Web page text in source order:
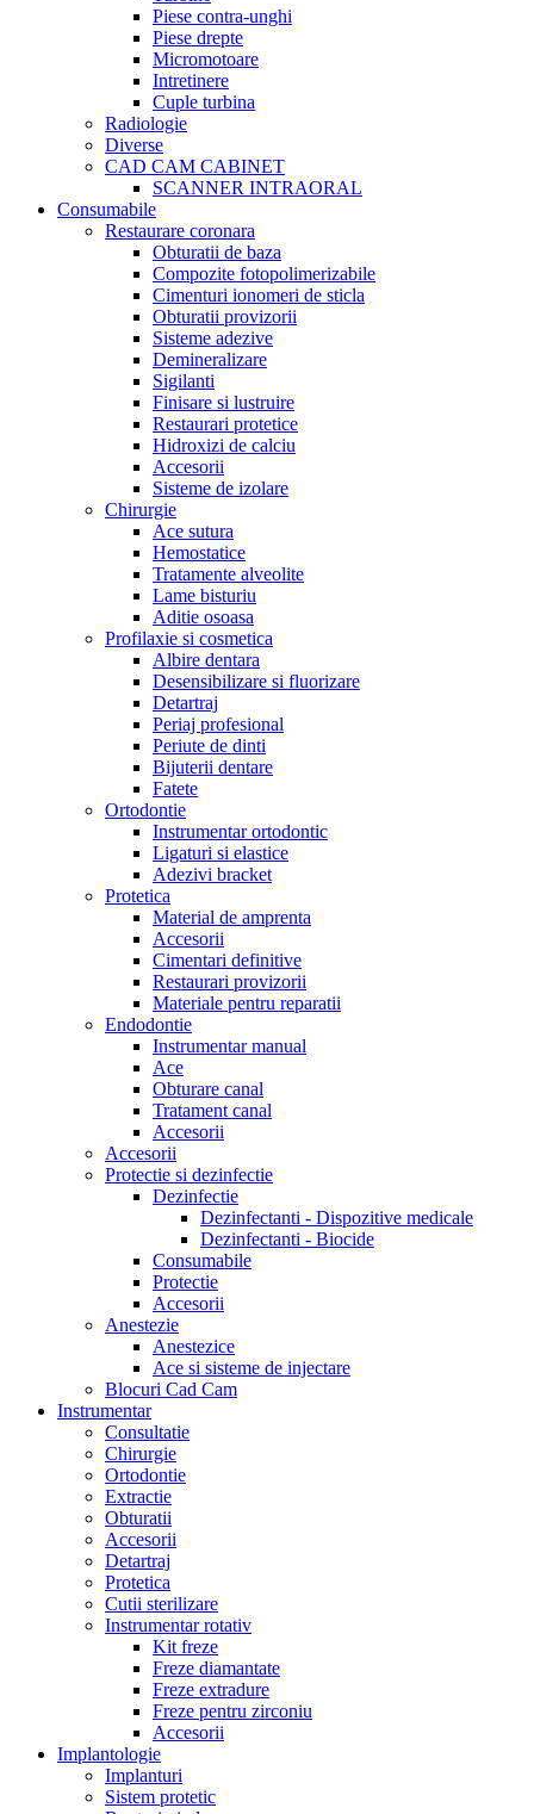
Piese contra-unghi
Piese drepte
Micromotoare
Intretinere
Cuple turbina
Radiologie
Diverse
CAD CAM CABINET
SCANNER INTRAORAL
Consumabile
Restaurare coronara
Obturatii de baza
Compozite fotopolimerizabile
Cimenturi ionomeri de sticla
Obturatii provizorii
Sisteme adezive
Demineralizare
Sigilanti
Finisare si lustruire
Restaurari protetice
Hidroxizi de calciu
Accesorii
Sisteme de izolare
Chirurgie
Ace sutura
Hemostatice
Tratamente alveolite
Lame bisturiu
Aditie osoasa
Profilaxie si cosmetica
Albire dentara
Desensibilizare si fluorizare
Detartraj
Periaj profesional
Periute de dinti
Bijuterii dentare
Fatete
Ortodontie
Instrumentar ortodontic
Ligaturi si elastice
Adezivi bracket
Protetica
Material de amprenta
Accesorii
Cimentari definitive
Restaurari provizorii
Materiale pentru reparatii
Endodontie
Instrumentar manual
Ace
Obturare canal
Tratament canal
Accesorii
Accesorii
Protectie si dezinfectie
Dezinfectie
Dezinfectanti - Dispozitive medicale
Dezinfectanti - Biocide
Consumabile
Protectie
Accesorii
Anestezie
Anestezice
Ace si sisteme de injectare
Blocuri Cad Cam
Instrumentar
Consultatie
Chirurgie
Ortodontie
Extractie
Obturatii
Accesorii
Detartraj
Protetica
Cutii sterilizare
Instrumentar rotativ
Kit freze
Freze diamantate
Freze extradure
Freze pentru zirconiu
Accesorii
Implantologie
Implanturi
Sistem protetic